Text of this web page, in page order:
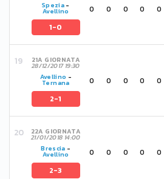
Spezia -
Avellino
1-0
0 0 0 0 0
21A GIORNATA
28/12/2017 19:30
Avellino -
Ternana
2-1
0 0 0 0 0
22A GIORNATA
21/01/2018 14:00
Brescia -
Avellino
2-3
0 0 0 0 0